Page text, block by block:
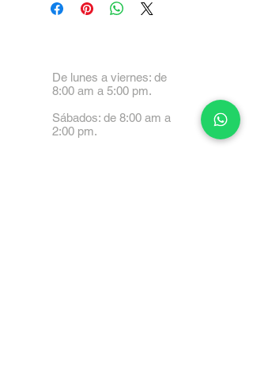
De lunes a viernes: de
8:00 am a 5:00 pm.
Sábados: de 8:00 am a
2:00 pm.